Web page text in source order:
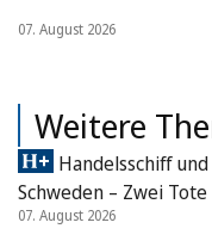
07. August 2026
Weitere
Handelsschiff
Schweden – Zwei Tote
07. August 2026